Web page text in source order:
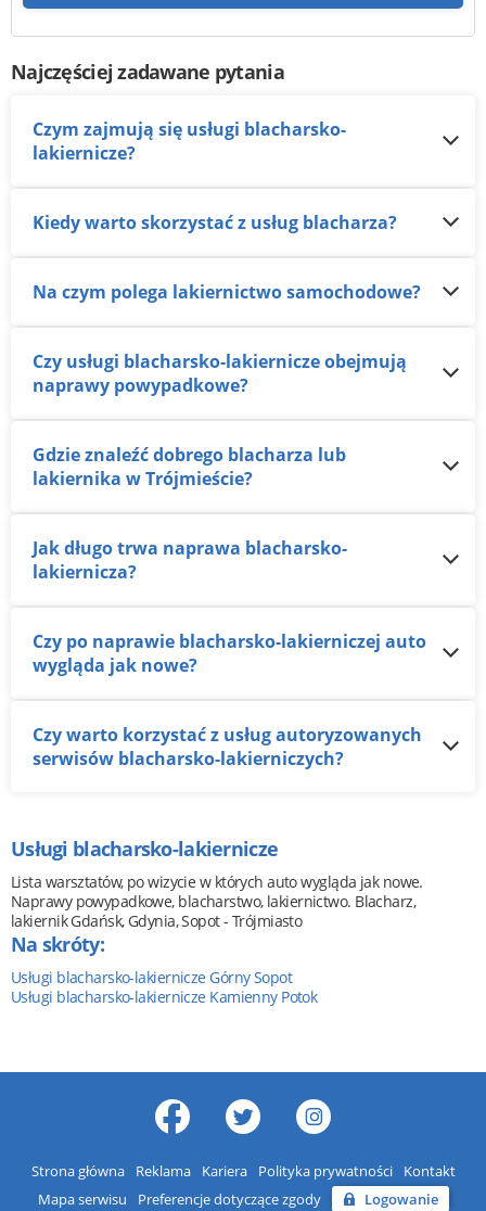
Najczęściej zadawane pytania
Czym zajmują się usługi blacharsko-
lakiernicze?
Kiedy warto skorzystać z usług blacharza?
Na czym polega lakiernictwo samochodowe?
Czy usługi blacharsko-lakiernicze obejmują
naprawy powypadkowe?
Gdzie znaleźć dobrego blacharza lub
lakiernika w Trójmieście?
Jak długo trwa naprawa blacharsko-
lakiernicza?
Czy po naprawie blacharsko-lakierniczej auto
wygląda jak nowe?
Czy warto korzystać z usług autoryzowanych
serwisów blacharsko-lakierniczych?
Usługi blacharsko-lakiernicze
Lista warsztatów, po wizycie w których auto wygląda jak nowe.
Naprawy powypadkowe, blacharstwo, lakiernictwo. Blacharz,
lakiernik Gdańsk, Gdynia, Sopot - Trójmiasto
Na skróty:
Usługi blacharsko-lakiernicze Górny Sopot
Usługi blacharsko-lakiernicze Kamienny Potok
Strona główna Reklama Kariera Polityka prywatności
Kontakt
Mapa serwisu
Preferencje dotyczące zgody Logowanie